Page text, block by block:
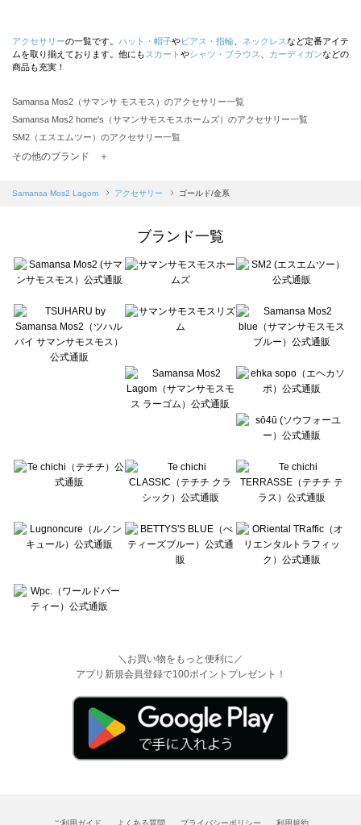
アクセサリーの一覧です。 ハット・帽子やピアス・指輪 ネックレスなど定番アイテ
ムを取り揃えております。他にも スカート やシャツ・ブラウス カーディガンなどの
商品も充実！
Samansa Mos2（サマンサ モスモス）のアクセサリー一覧
Samansa Mos2 home's（サマンサモスモスホームズ）のアクセサリー一覧
SM2（エスエムツー）のアクセサリー一覧
TSUHARU by Samansa Mos2（ツハルバイサマンサモスモス）のアクセサリー一覧
Samansa Mos2 blue（サマンサモスモス ブルー）のアクセサリー一覧
sō4ū（ソウフォーユー）のアクセサリー一覧
Te chichi（テチチ）のアクセサリー一覧
Te chichi CLASSIC（テチチ クラシック）のアクセサリー一覧
Lugnoncure（ルノンキュール）のアクセサリー一覧
BETTY'S BLUE（べティーズブルー）のアクセサリー一覧
Wpc.（ワールドパーティー）のアクセサリー一覧
その他のブランド ＋
Samansa Mos2 Lagom アクセサリー ゴールド/金系
ブランド一覧
＼お買い物をもっと便利に／
アプリ新規会員登録で100ポイントプレゼント！
ご利用ガイド よくある質問 プライバシーポリシー 利用規約